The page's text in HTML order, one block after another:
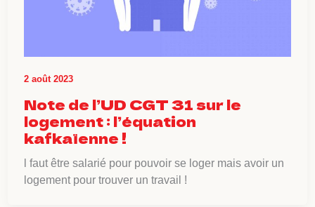
2 août 2023
Note de l’UD CGT 31 sur le
logement : l’équation
kafkaïenne !
l faut être salarié pour pouvoir se loger mais avoir un
logement pour trouver un travail !